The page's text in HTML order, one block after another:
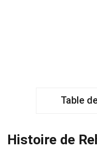
Table
Histoire de